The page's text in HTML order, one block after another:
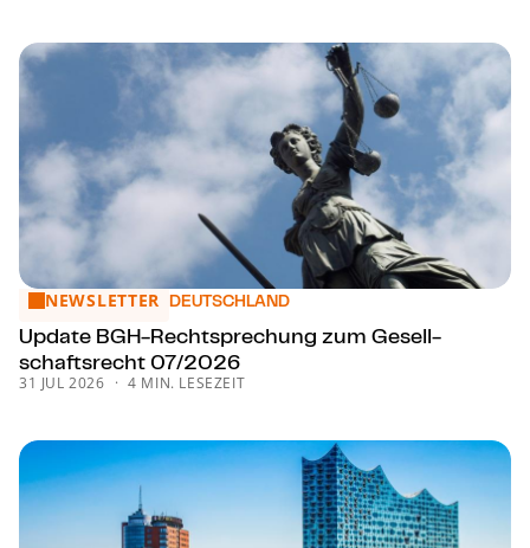
Update BGH-Recht­spre­chung zum Ge­sell­schafts­recht
NEWSLETTER DEUTSCHLAND
Update BGH-Recht­spre­chung zum Ge­sell­
schafts­recht 07/2026
31 JUL 2026 4 MIN. LESEZEIT